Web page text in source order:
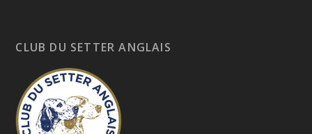
CLUB DU SETTER ANGLAIS